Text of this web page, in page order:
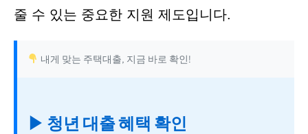
줄 수 있는 중요한 지원 제도입니다.
내게 맞는 주택대출, 지금 바로 확인!
▶ 청년 대출 혜택 확인